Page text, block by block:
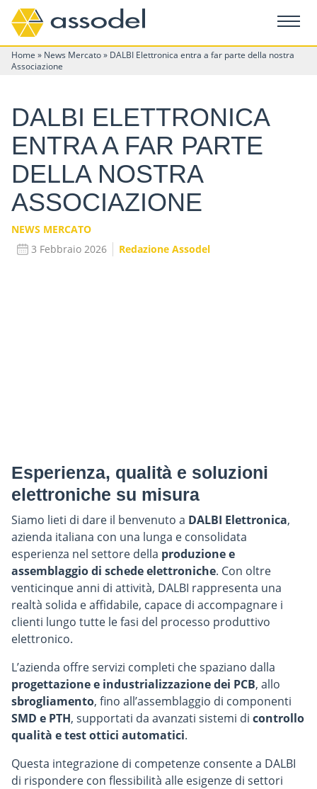
Home » News Mercato» DALBI Elettronica entra a far parte della nostra
Associazione
DALBI ELETTRONICA
ENTRA A FAR PARTE
DELLA NOSTRA
ASSOCIAZIONE
NEWS MERCATO
3 Febbraio 2026
Redazione Assodel
Esperienza, qualità e soluzioni
elettroniche su misura
Siamo lieti di dare il benvenuto a DALBI Elettronica,
azienda italiana con una lunga e consolidata
esperienza nel settore della produzione e
assemblaggio di schede elettroniche. Con oltre
venticinque anni di attività, DALBI rappresenta una
realtà solida e affidabile, capace di accompagnare i
clienti lungo tutte le fasi del processo produttivo
elettronico.
L’azienda offre servizi completi che spaziano dalla
progettazione e industrializzazione dei PCB, allo
sbrogliamento, fino all’assemblaggio di componenti
SMD e PTH, supportati da avanzati sistemi di controllo
qualità e test ottici automatici.
Questa integrazione di competenze consente a DALBI
di rispondere con flessibilità alle esigenze di settori